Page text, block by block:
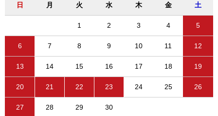
日 月 火 水 木 金 土
1 2 3 4 5
6 7 8 9 10 11 12
13 14 15 16 17 18 19
20 21 22 23 24 25 26
27 28 29 30